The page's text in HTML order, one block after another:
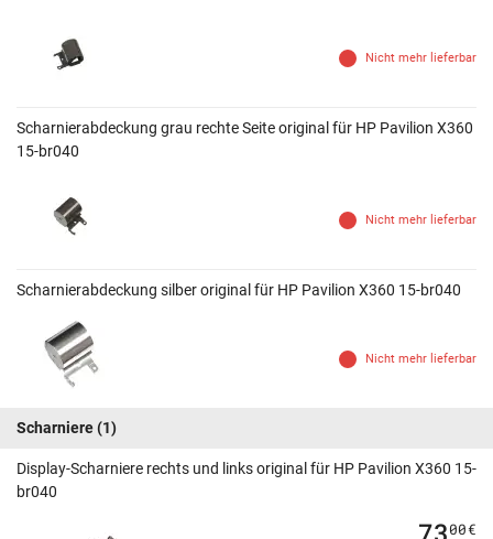
Nicht mehr lieferbar
Scharnierabdeckung grau rechte Seite original für HP Pavilion X360
15-br040
Nicht mehr lieferbar
Scharnierabdeckung silber original für HP Pavilion X360 15-br040
Nicht mehr lieferbar
Scharniere(1)
Display-Scharniere rechts und links original für HP Pavilion X360 15-
br040
7300€